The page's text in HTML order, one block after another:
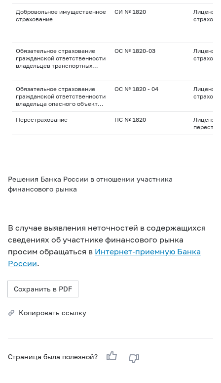
имуществу пассажиров
Добровольное имущественное
страхование
СИ № 1820
Обязательное страхование
гражданской ответственности
владельцев транспортных
ОС № 1820-03
Обязательное страхование
гражданской ответственности
владельца опасного объекта
результате аварии на опасном
ОС № 1820 - 04
Перестрахование ПС № 1820
Решения Банка России в отношении участника
финансового рынка
В случае выявления неточностей в содержащихся
сведениях об участнике финансового рынка
просим обращаться в Интернет-приемную Банка
России.
Сохранить в PDF
Копировать ссылку
Страница была полезной?